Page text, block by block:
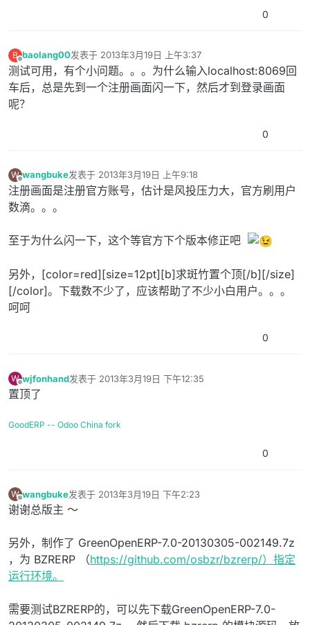
0
B
离线
baolang00发表于 2013年3月19日 上午3:37
最后由 编辑
测试可用，有个小问题。。。为什么输入localhost:8069回
车后，总是先到一个注册画面闪一下，然后才到登录画面
呢？
0
W
离线
wangbuke发表于 2013年3月19日 上午9:18
最后由 编辑
注册画面是注册官方账号，估计是风投压力大，官方刷用户
数滴。。。
至于为什么闪一下，这个等官方下个版本修正吧
另外，[color=red][size=12pt][b]求斑竹置个顶[/b][/size]
[/color]。下载数不少了，应该帮助了不少小白用户。。。
呵呵
0
W
离线
wjfonhand发表于 2013年3月19日 下午12:35
最后由 编辑
置顶了
GoodERP -- Odoo China fork
0
W
离线
wangbuke发表于 2013年3月19日 下午2:23
最后由 编辑
谢谢总版主 ～
另外，制作了 GreenOpenERP-7.0-20130305-002149.7z
，为 BZRERP （https://github.com/osbzr/bzrerp/）指定
运行环境。
需要测试BZRERP的，可以先下载GreenOpenERP-7.0-